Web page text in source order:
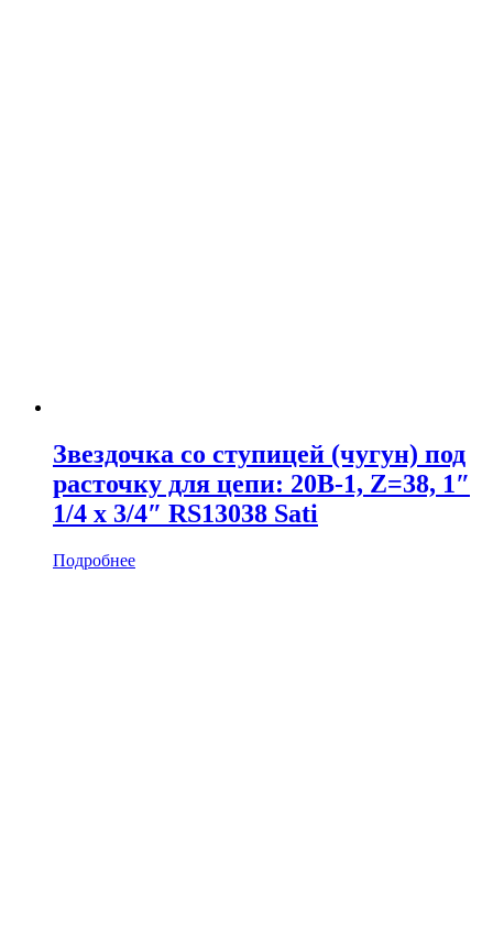
Звездочка со ступицей (чугун) под
расточку для цепи: 20B-1, Z=38, 1″
1/4 x 3/4″ RS13038 Sati
Подробнее